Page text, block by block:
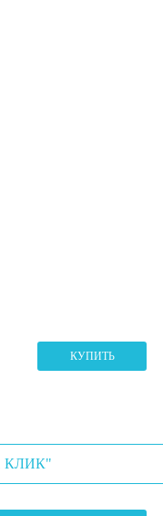
КУПИТЬ
КЛИК"